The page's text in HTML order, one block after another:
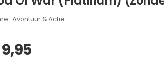
Brand:
Avontuur & Actie